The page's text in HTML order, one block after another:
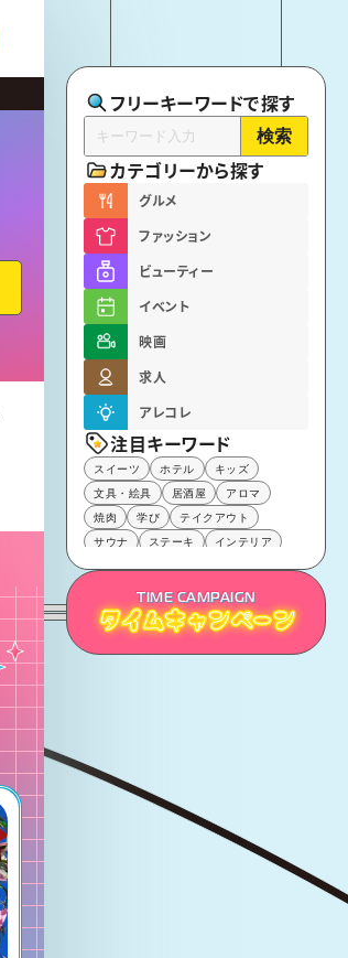
フリーキーワードで探す
検索
カテゴリーから探す
グルメ
ファッション
ビューティー
イベント
映画
求人
アレコレ
注目キーワード
スイーツ ホテル
キッズ
文具・絵具
居酒屋
アロマ
焼肉
学び
テイクアウト
サウナ
ステーキ
インテリア
さく飲み
カレー 肉
TIME CAMPAIGN
タイムキャンペーン
タイムキャンペーン
タイムキャンペーン